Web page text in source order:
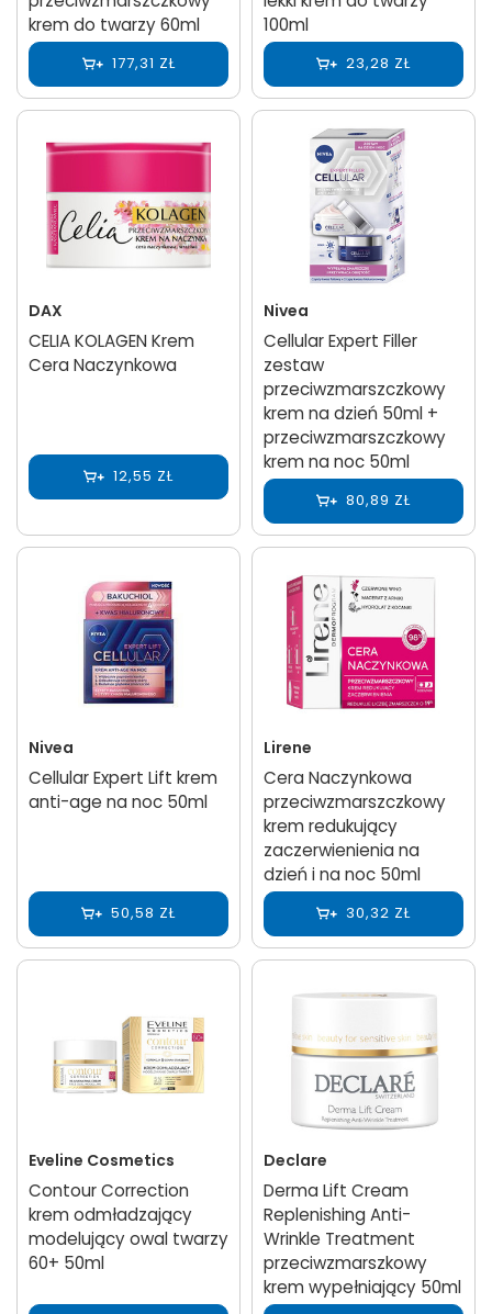
krem do twarzy 60ml
177,31 ZŁ
100ml
23,28 ZŁ
DAX
CELIA KOLAGEN Krem
Cera Naczynkowa
12,55 ZŁ
Nivea
Cellular Expert Filler
zestaw
przeciwzmarszczkowy
krem na dzień 50ml +
przeciwzmarszczkowy
krem na noc 50ml
80,89 ZŁ
Nivea
Cellular Expert Lift krem
anti-age na noc 50ml
50,58 ZŁ
Lirene
Cera Naczynkowa
przeciwzmarszczkowy
krem redukujący
zaczerwienienia na
dzień i na noc 50ml
30,32 ZŁ
Eveline Cosmetics
Contour Correction
krem odmładzający
modelujący owal twarzy
60+ 50ml
Declare
Derma Lift Cream
Replenishing Anti-
Wrinkle Treatment
przeciwzmarszkowy
krem wypełniający 50ml